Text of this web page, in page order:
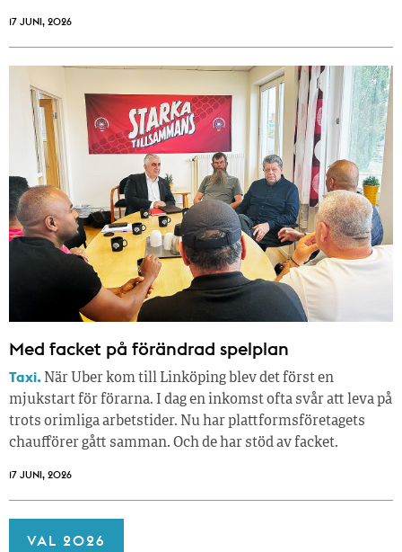
17 JUNI, 2026
Med facket på förändrad spelplan
Taxi. När Uber kom till Linköping blev det först en
mjukstart för förarna. I dag en inkomst ofta svår att leva på
trots orimliga arbetstider. Nu har plattformsföretagets
chaufförer gått samman. Och de har stöd av facket.
17 JUNI, 2026
VAL 2026